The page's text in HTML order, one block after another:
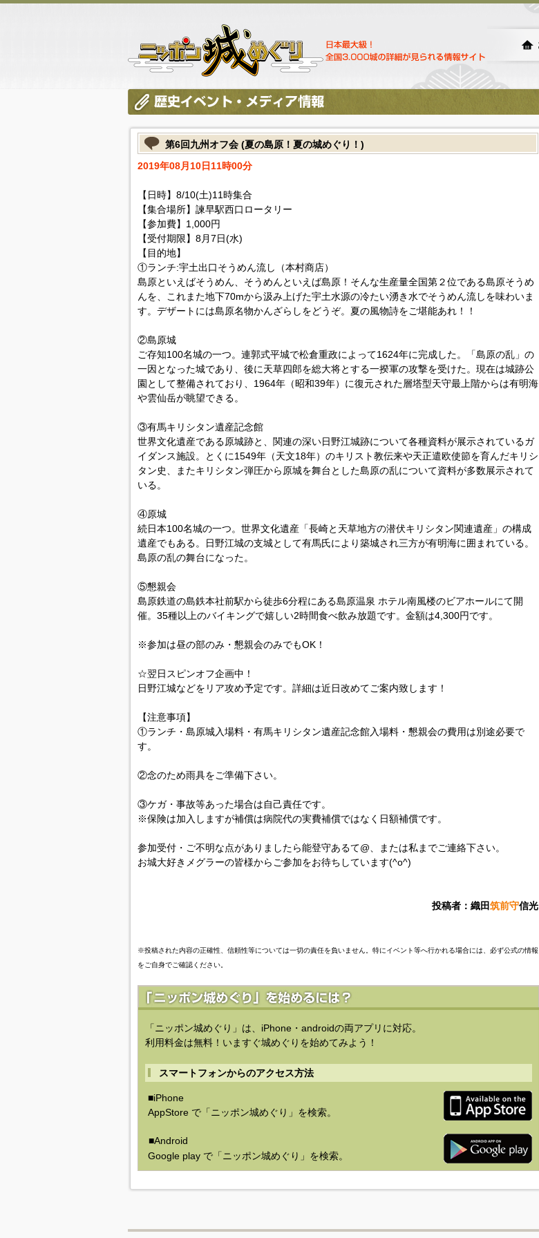
第6回九州オフ会 (夏の島原！夏の城めぐり！)
2019年08月10日11時00分
【日時】8/10(土)11時集合
【集合場所】諫早駅西口ロータリー
【参加費】1,000円
【受付期限】8月7日(水)
【目的地】
①ランチ:宇土出口そうめん流し（本村商店）
島原といえばそうめん、そうめんといえば島原！そんな生産量全国第２位である島原そうめ
んを、これまた地下70mから汲み上げた宇土水源の冷たい湧き水でそうめん流しを味わいま
す。デザートには島原名物かんざらしをどうぞ。夏の風物詩をご堪能あれ！！
②島原城
ご存知100名城の一つ。連郭式平城で松倉重政によって1624年に完成した。「島原の乱」の
一因となった城であり、後に天草四郎を総大将とする一揆軍の攻撃を受けた。現在は城跡公
園として整備されており、1964年（昭和39年）に復元された層塔型天守最上階からは有明海
や雲仙岳が眺望できる。
③有馬キリシタン遺産記念館
世界文化遺産である原城跡と、関連の深い日野江城跡について各種資料が展示されているガ
イダンス施設。とくに1549年（天文18年）のキリスト教伝来や天正遣欧使節を育んだキリシ
タン史、またキリシタン弾圧から原城を舞台とした島原の乱について資料が多数展示されて
いる。
④原城
続日本100名城の一つ。世界文化遺産「長崎と天草地方の潜伏キリシタン関連遺産」の構成
遺産でもある。日野江城の支城として有馬氏により築城され三方が有明海に囲まれている。
島原の乱の舞台になった。
⑤懇親会
島原鉄道の島鉄本社前駅から徒歩6分程にある島原温泉 ホテル南風楼のビアホールにて開
催。35種以上のバイキングで嬉しい2時間食べ飲み放題です。金額は4,300円です。
※参加は昼の部のみ・懇親会のみでもOK！
☆翌日スピンオフ企画中！
日野江城などをリア攻め予定です。詳細は近日改めてご案内致します！
【注意事項】
①ランチ・島原城入場料・有馬キリシタン遺産記念館入場料・懇親会の費用は別途必要で
す。
②念のため雨具をご準備下さい。
③ケガ・事故等あった場合は自己責任です。
※保険は加入しますが補償は病院代の実費補償ではなく日額補償です。
参加受付・ご不明な点がありましたら能登守あるて@、または私までご連絡下さい。
お城大好きメグラーの皆様からご参加をお待ちしています(^o^)
投稿者：織田筑前守信光
※投稿された内容の正確性、信頼性等については一切の責任を負いません。特にイベント等へ行かれる場合には、必ず公式の情報
をご自身でご確認ください。
「ニッポン城めぐり」は、iPhone・androidの両アプリに対応。
利用料金は無料！いますぐ城めぐりを始めてみよう！
スマートフォンからのアクセス方法
■iPhone
AppStore で「ニッポン城めぐり」を検索。
■Android
Google play で「ニッポン城めぐり」を検索。